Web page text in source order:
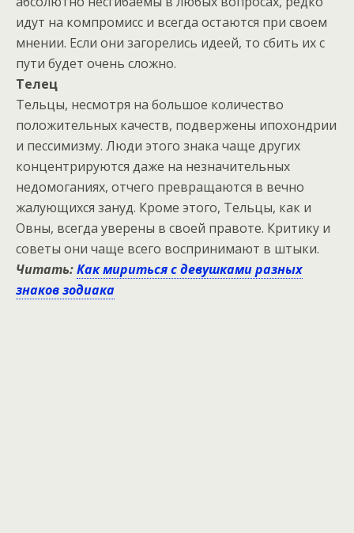
идут на компромисс и всегда остаются при своем
мнении. Если они загорелись идеей, то сбить их с
пути будет очень сложно.
Телец
Тельцы, несмотря на большое количество
положительных качеств, подвержены ипохондрии
и пессимизму. Люди этого знака чаще других
концентрируются даже на незначительных
недомоганиях, отчего превращаются в вечно
жалующихся зануд. Кроме этого, Тельцы, как и
Овны, всегда уверены в своей правоте. Критику и
советы они чаще всего воспринимают в штыки.
Читать:Как мириться с девушками разных
знаков зодиака